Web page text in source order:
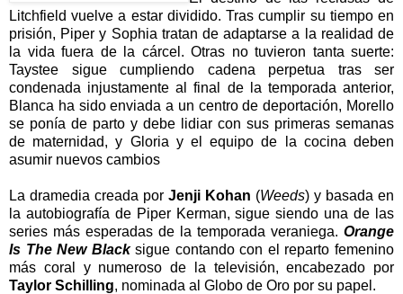
Litchfield vuelve a estar dividido. Tras cumplir su tiempo en
prisión, Piper y Sophia tratan de adaptarse a la realidad de
la vida fuera de la cárcel. Otras no tuvieron tanta suerte:
Taystee sigue cumpliendo cadena perpetua tras ser
condenada injustamente al final de la temporada anterior,
Blanca ha sido enviada a un centro de deportación, Morello
se ponía de parto y debe lidiar con sus primeras semanas
de maternidad, y Gloria y el equipo de la cocina deben
asumir nuevos cambios
La dramedia creada por Jenji Kohan (Weeds) y basada en
la autobiografía de Piper Kerman, sigue siendo una de las
series más esperadas de la temporada veraniega. Orange
Is The New Blacksigue contando con el reparto femenino
más coral y numeroso de la televisión, encabezado por
Taylor Schilling, nominada al Globo de Oro por su papel.